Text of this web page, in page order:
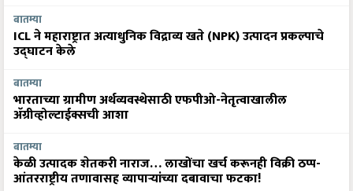
बातम्या
ICL ने महाराष्ट्रात अत्याधुनिक विद्राव्य खते (NPK) उत्पादन प्रकल्पाचे
उद्घाटन केले
बातम्या
भारताच्या ग्रामीण अर्थव्यवस्थेसाठी एफपीओ-नेतृत्वाखालील
अ‍ॅग्रीव्होल्टाईक्सची आशा
बातम्या
केळी उत्पादक शेतकरी नाराज… लाखोंचा खर्च करूनही विक्री ठप्प-
आंतरराष्ट्रीय तणावासह व्यापाऱ्यांच्या दबावाचा फटका!